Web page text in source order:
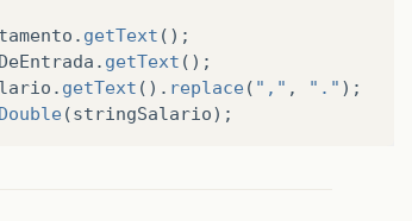
. getText ();
. getText ();
. getText (). replace( "," , "." );
(stringSalario);